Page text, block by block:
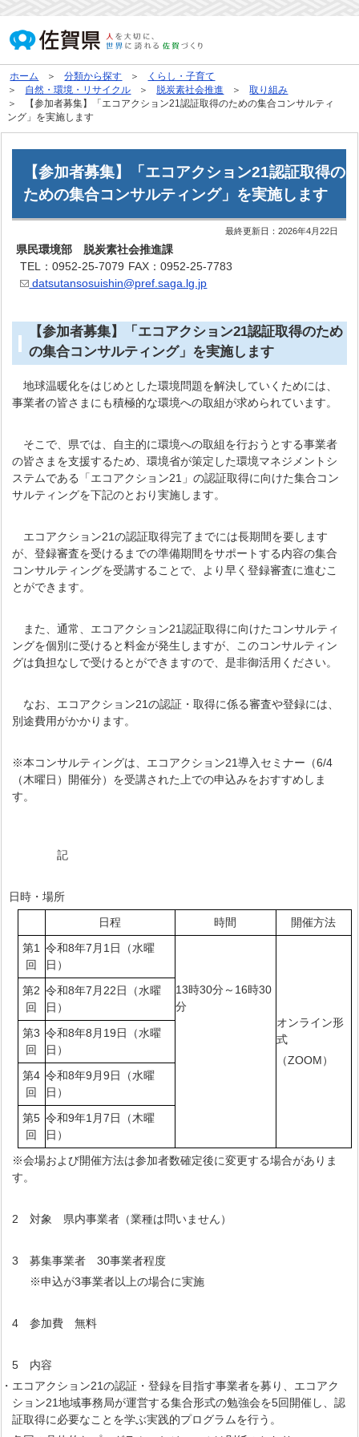
ホーム 分類から探す
くらし・子育て
自然・環境・リサイクル
脱炭素社会推進
取り組み
【参加者募集】「エコアクション21認証取得のための集合コンサルティ
ング」を実施します
【参加者募集】「エコアクション21認証取得の
ための集合コンサルティング」を実施します
最終更新日：2026年4月22日
県民環境部 脱炭素社会推進課
TEL：0952-25-7079 FAX：0952-25-7783
datsutansosuishin@pref.saga.lg.jp
【参加者募集】「エコアクション21認証取得のため
の集合コンサルティング」を実施します
地球温暖化をはじめとした環境問題を解決していくためには、
事業者の皆さまにも積極的な環境への取組が求められています。
そこで、県では、自主的に環境への取組を行おうとする事業者
の皆さまを支援するため、環境省が策定した環境マネジメントシ
ステムである「エコアクション21」の認証取得に向けた集合コン
サルティングを下記のとおり実施します。
エコアクション21の認証取得完了までには長期間を要します
が、登録審査を受けるまでの準備期間をサポートする内容の集合
コンサルティングを受講することで、より早く登録審査に進むこ
とができます。
また、通常、エコアクション21認証取得に向けたコンサルティ
ングを個別に受けると料金が発生しますが、このコンサルティン
グは負担なしで受けるとができますので、是非御活用ください。
なお、エコアクション21の認証・取得に係る審査や登録には、
別途費用がかかります。
※本コンサルティングは、エコアクション21導入セミナー（6/4
（木曜日）開催分）を受講された上での申込みをおすすめしま
す。
記
日時・場所
日程
時間
開催方法
第1
回
令和8年7月1日（水曜
日）
13時30分～16時30
分
オンライン形
式
（ZOOM）
第2
回
令和8年7月22日（水曜
日）
第3
回
令和8年8月19日（水曜
日）
第4
回
令和8年9月9日（水曜
日）
第5
回
令和9年1月7日（木曜
日）
※会場および開催方法は参加者数確定後に変更する場合がありま
す。
2 対象 県内事業者（業種は問いません）
3 募集事業者 30事業者程度
※申込が3事業者以上の場合に実施
4 参加費 無料
5 内容
・エコアクション21の認証・登録を目指す事業者を募り、エコアク
ション21地域事務局が運営する集合形式の勉強会を5回開催し、認
証取得に必要なことを学ぶ実践的プログラムを行う。